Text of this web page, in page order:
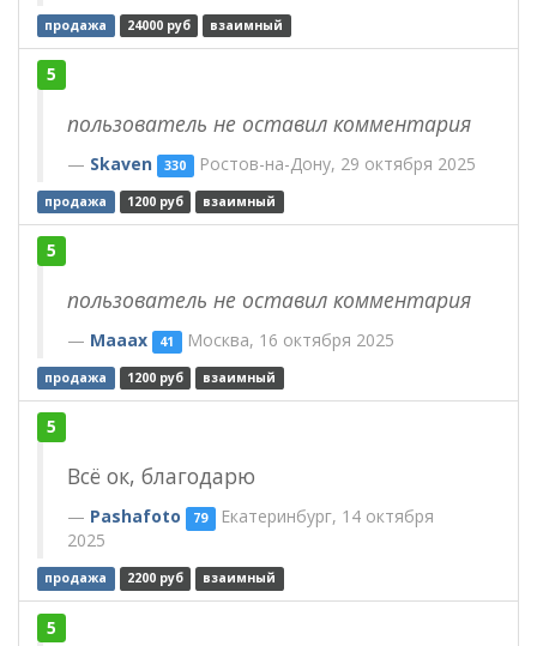
продажа 24000 руб взаимный
5
пользователь не оставил комментария
Skaven 330 Ростов-на-Дону, 29 октября 2025
продажа 1200 руб взаимный
5
пользователь не оставил комментария
Maaax 41 Москва, 16 октября 2025
продажа 1200 руб взаимный
5
Всё ок, благодарю
Pashafoto 79 Екатеринбург, 14 октября
2025
продажа 2200 руб взаимный
5